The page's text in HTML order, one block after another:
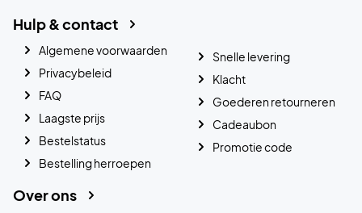
Hulp & contact
Algemene voorwaarden
Privacybeleid
FAQ
Laagste prijs
Bestelstatus
Bestelling herroepen
Snelle levering
Klacht
Goederen retourneren
Cadeaubon
Promotie code
Over ons